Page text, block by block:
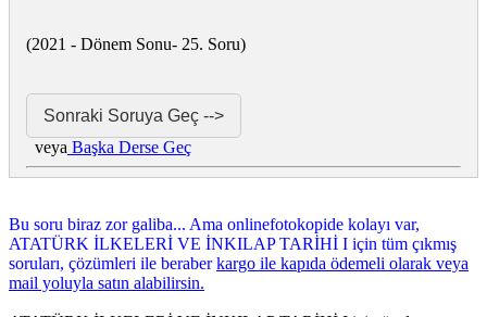
(2021 - Dönem Sonu- 25. Soru)
veya Başka Derse Geç
Bu soru biraz zor galiba... Ama onlinefotokopide kolayı var,
ATATÜRK İLKELERİ VE İNKILAP TARİHİ I için tüm çıkmış
soruları, çözümleri ile beraberkargo ile kapıda ödemeli olarak veya
mail yoluyla satın alabilirsin.